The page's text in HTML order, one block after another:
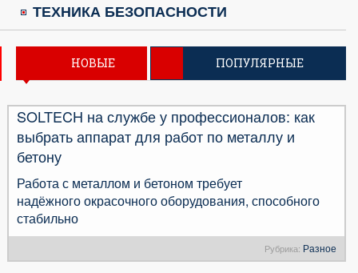
ТЕХНИКА БЕЗОПАСНОСТИ
НОВЫЕ ПОПУЛЯРНЫЕ
SOLTECH на службе у профессионалов: как
выбрать аппарат для работ по металлу и
бетону
Работа с металлом и бетоном требует
надёжного окрасочного оборудования, способного
стабильно
Рубрика: Разное